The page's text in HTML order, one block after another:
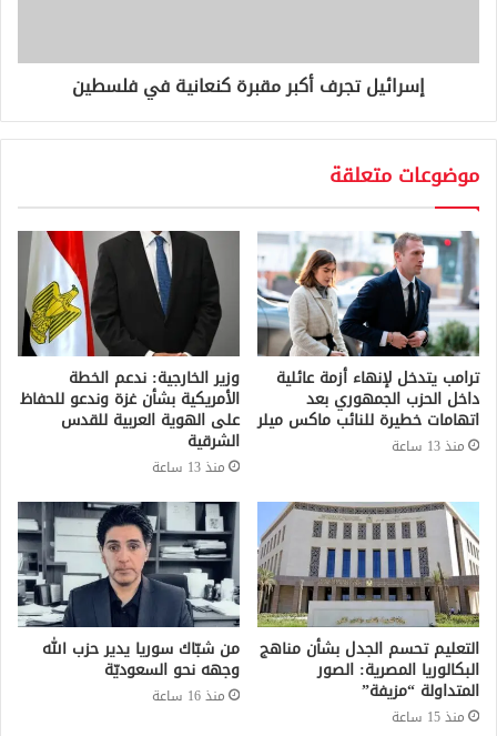
إسرائيل تجرف أكبر مقبرة كنعانية في فلسطين
موضوعات متعلقة
ترامب يتدخل لإنهاء أزمة عائلية
داخل الحزب الجمهوري بعد
اتهامات خطيرة للنائب ماكس ميلر
منذ 13 ساعة
وزير الخارجية: ندعم الخطة
الأمريكية بشأن غزة وندعو للحفاظ
على الهوية العربية للقدس
الشرقية
منذ 13 ساعة
التعليم تحسم الجدل بشأن مناهج
البكالوريا المصرية: الصور
المتداولة “مزيفة”
منذ 15 ساعة
من شبّاك سوريا يدير حزب الله
وجهه نحو السعوديّة
منذ 16 ساعة